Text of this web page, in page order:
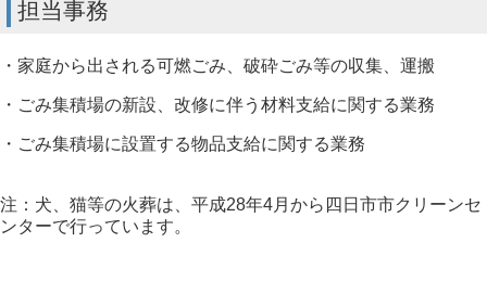
担当事務
・家庭から出される可燃ごみ、破砕ごみ等の収集、運搬
・ごみ集積場の新設、改修に伴う材料支給に関する業務
・ごみ集積場に設置する物品支給に関する業務
注：犬、猫等の火葬は、平成28年4月から四日市市クリーンセ
ンターで行っています。